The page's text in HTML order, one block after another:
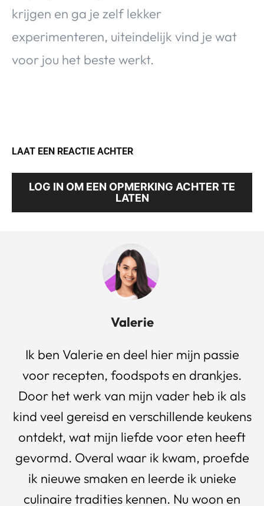
krijgen en ga je zelf lekker
experimenteren, uiteindelijk vind je wat
voor jou het beste werkt.
LAAT EEN REACTIE ACHTER
LOG IN OM EEN OPMERKING ACHTER TE
LATEN
Valerie
Ik ben Valerie en deel hier mijn passie
voor recepten, foodspots en drankjes.
Door het werk van mijn vader heb ik als
kind veel gereisd en verschillende keukens
ontdekt, wat mijn liefde voor eten heeft
gevormd. Overal waar ik kwam, proefde
ik nieuwe smaken en leerde ik unieke
culinaire tradities kennen. Nu woon en